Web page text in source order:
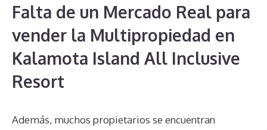
Falta de un Mercado Real para
vender la Multipropiedad en
Kalamota Island All Inclusive
Resort
Además, muchos propietarios se encuentran